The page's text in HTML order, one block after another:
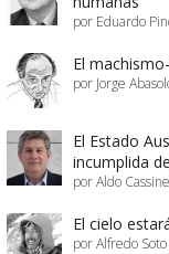
por Eduardo
El
por Jorge
El Estado
incumplida
por Aldo
El cielo
por Alfredo